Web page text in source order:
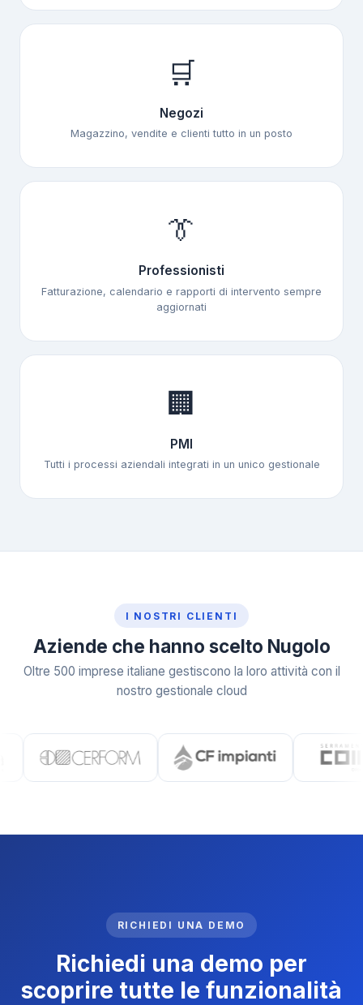
🛒
Negozi
Magazzino, vendite e clienti tutto in un posto
👔
Professionisti
Fatturazione, calendario e rapporti di intervento sempre
aggiornati
🏢
PMI
Tutti i processi aziendali integrati in un unico gestionale
I NOSTRI CLIENTI
Aziende che hanno scelto Nugolo
Oltre 500 imprese italiane gestiscono la loro attività con il
nostro gestionale cloud
RICHIEDI UNA DEMO
Richiedi una demo per
scoprire tutte le funzionalità